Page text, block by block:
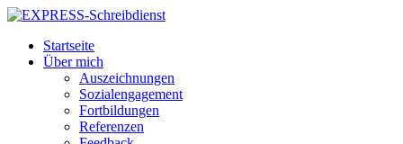
Startseite
Über mich
Auszeichnungen
Sozialengagement
Fortbildungen
Referenzen